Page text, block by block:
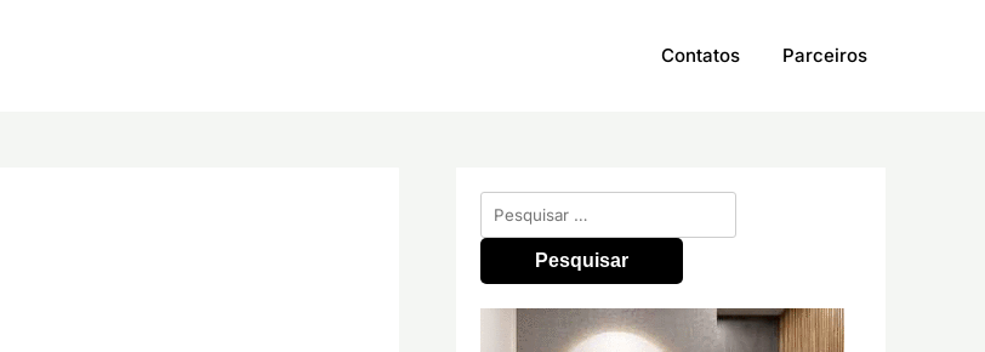
Contatos Parceiros
Pesquisar
por: